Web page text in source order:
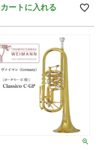
カートに入れる